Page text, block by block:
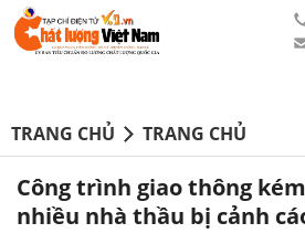
TRANG CHỦ TRANG CHỦ
Công trình giao thông
nhiều nhà thầu bị cảnh